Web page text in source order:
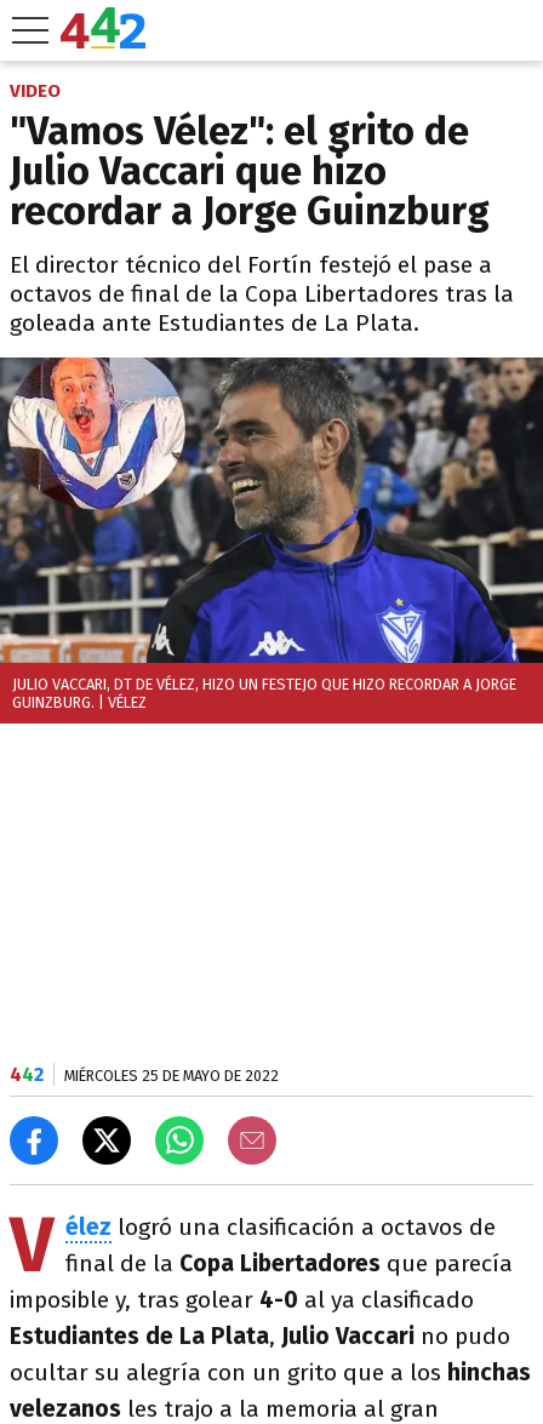
VIDEO
"Vamos Vélez": el grito de
Julio Vaccari que hizo
recordar a Jorge Guinzburg
El director técnico del Fortín festejó el pase a
octavos de final de la Copa Libertadores tras la
goleada ante Estudiantes de La Plata.
JULIO VACCARI, DT DE VÉLEZ, HIZO UN FESTEJO QUE HIZO RECORDAR A JORGE
GUINZBURG.
| VÉLEZ
442 MIÉRCOLES 25 DE MAYO DE 2022
V élez logró una clasificación a octavos de
final de la Copa Libertadores que parecía
imposible y, tras golear 4-0 al ya clasificado
Estudiantes de La Plata, Julio Vaccari no pudo
ocultar su alegría con un grito que a los hinchas
velezanos les trajo a la memoria al gran